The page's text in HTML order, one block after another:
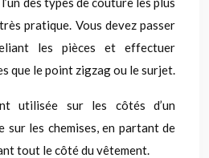
pratique. Vous devez passer
les pièces et effectuer
que le point zigzag ou le surjet.
utilisée sur les côtés d’un
sur les chemises, en partant de
tout le côté du vêtement.